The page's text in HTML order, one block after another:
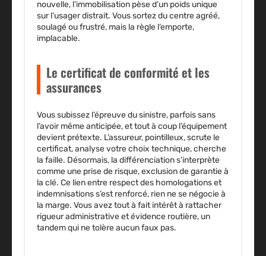
nouvelle, l’immobilisation pèse d’un poids unique
sur l’usager distrait. Vous sortez du centre agréé,
soulagé ou frustré, mais la règle l’emporte,
implacable.
Le certificat de conformité et les
assurances
Vous subissez l’épreuve du sinistre, parfois sans
l’avoir même anticipée, et tout à coup l’équipement
devient prétexte. L’assureur, pointilleux, scrute le
certificat, analyse votre choix technique, cherche
la faille. Désormais, la différenciation s’interprète
comme une prise de risque, exclusion de garantie à
la clé. Ce lien entre respect des homologations et
indemnisations s’est renforcé, rien ne se négocie à
la marge. Vous avez tout à fait intérêt à rattacher
rigueur administrative et évidence routière, un
tandem qui ne tolère aucun faux pas.